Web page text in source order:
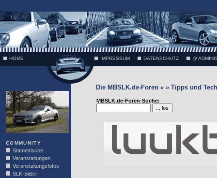
;
HOME IMPRESSUM DATENSCHUTZ @
COMMUNITY
Stammtische
Veranstaltungen
Veranstaltungsfotos
SLK-Bilder
Die MBSLK.de-Foren » » Tipps und
MBSLK.de-Foren-Suche: